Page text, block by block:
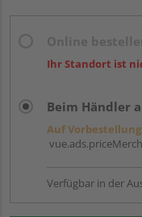
Ihr Standort ist
Beim Händler
Auf
Verfügbar in der